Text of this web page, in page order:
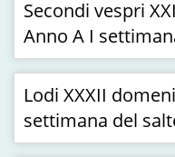
Secondi vespri
Anno A I
Lodi XXXII
settimana del